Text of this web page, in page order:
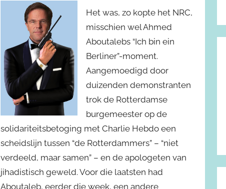
Het was, zo kopte het NRC,
misschien wel Ahmed
Aboutalebs “Ich bin ein
Berliner”-moment.
Aangemoedigd door
duizenden demonstranten
trok de Rotterdamse
burgemeester op de
solidariteitsbetoging met Charlie Hebdo een
scheidslijn tussen “de Rotterdammers” – “niet
verdeeld, maar samen” – en de apologeten van
jihadistisch geweld. Voor die laatsten had
Aboutaleb, eerder die week, een andere